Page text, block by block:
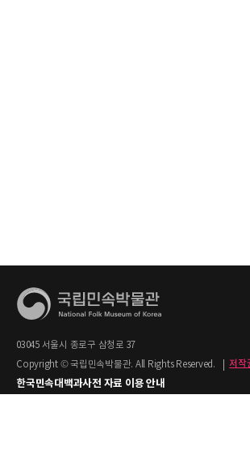
03045 서울시 종로구 삼청로 37
Copyright © 국립민속박물관. All Rights Reserved.
저작
한국민속대백과사전 자료 이용 안내